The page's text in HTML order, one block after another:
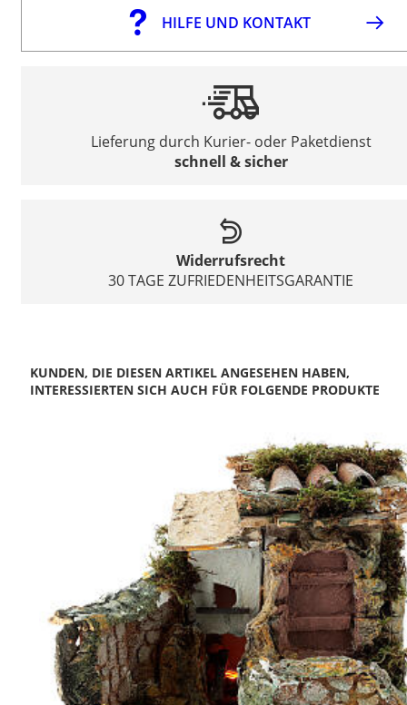
HILFE UND KONTAKT
Lieferung durch Kurier- oder Paketdienst
schnell & sicher
Widerrufsrecht
30 TAGE ZUFRIEDENHEITSGARANTIE
KUNDEN, DIE DIESEN ARTIKEL ANGESEHEN HABEN,
INTERESSIERTEN SICH AUCH FÜR FOLGENDE PRODUKTE